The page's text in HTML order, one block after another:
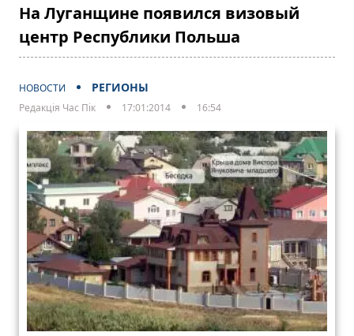
На Луганщине появился визовый
центр Республики Польша
НОВОСТИ РЕГИОНЫ
Редакція Час Пік 17:01:2014 16:54